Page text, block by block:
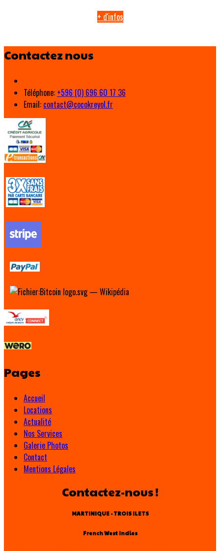
+ d'infos
Contactez nous
Téléphone: +596 (0) 696 60 17 36
Email: contact@cocokreyol.fr
Pages
Accueil
Locations
Actualité
Nos Services
Galerie Photos
Contact
Mentions Légales
Contactez-nous !
MARTINIQUE - TROIS ILETS
French West Indies